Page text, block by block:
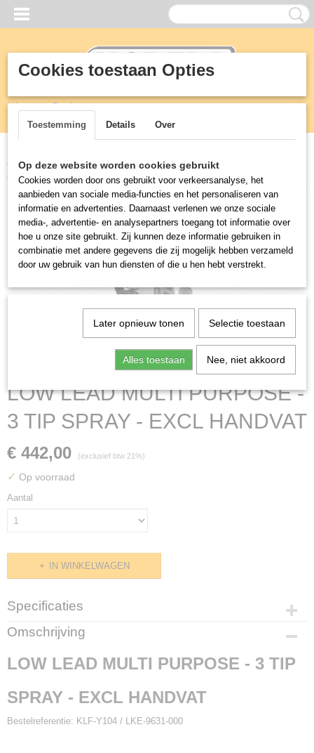
Inloggen Registreren
(0)
Home >Kranen>Encore - Saniguard>parts>
PURPOSE - 3 TIP SPRAY - EXCL HANDVAT
LOW LEAD MULTI PURPOSE -
3 TIP SPRAY - EXCL HANDVAT
€ 442,00 (exclusief btw 21%)
✓ Op voorraad
Aantal
IN WINKELWAGEN
Specificaties
Productcode
Omschrijving
LOW LEAD MULTI PURPOSE - 3 TIP
SPRAY - EXCL HANDVAT
Bestelreferentie: KLF-Y104 / LKE-9631-000
Cookies toestaan Opties
Toestemming Details Over
Op deze website worden cookies gebruikt
Cookies worden door ons gebruikt voor verkeersanalyse, het
aanbieden van sociale media-functies en het personaliseren van
informatie en advertenties. Daarnaast verlenen we onze sociale
media-, advertentie- en analysepartners toegang tot informatie over
hoe u onze site gebruikt. Zij kunnen deze informatie gebruiken in
combinatie met andere gegevens die zij mogelijk hebben verzameld
door uw gebruik van hun diensten of die u hen hebt verstrekt.
Later opnieuw tonen Selectie toestaan
Alles toestaan Nee, niet akkoord